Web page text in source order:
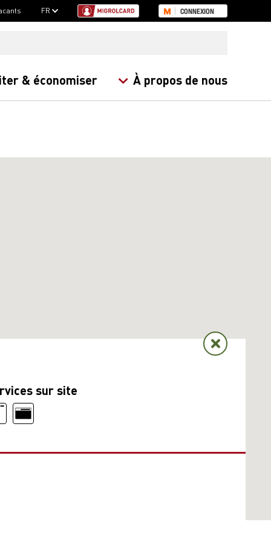
FR CONNEXION
& économiser À propos de nous
sur site